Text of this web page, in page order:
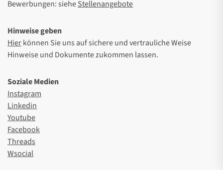
Bewerbungen: sieheStellenangebote
Hinweise geben
Hierkönnen Sie uns auf sichere und vertrauliche Weise
Hinweise und Dokumente zukommen lassen.
Soziale Medien
Instagram
Linkedin
Youtube
Facebook
Threads
Wsocial